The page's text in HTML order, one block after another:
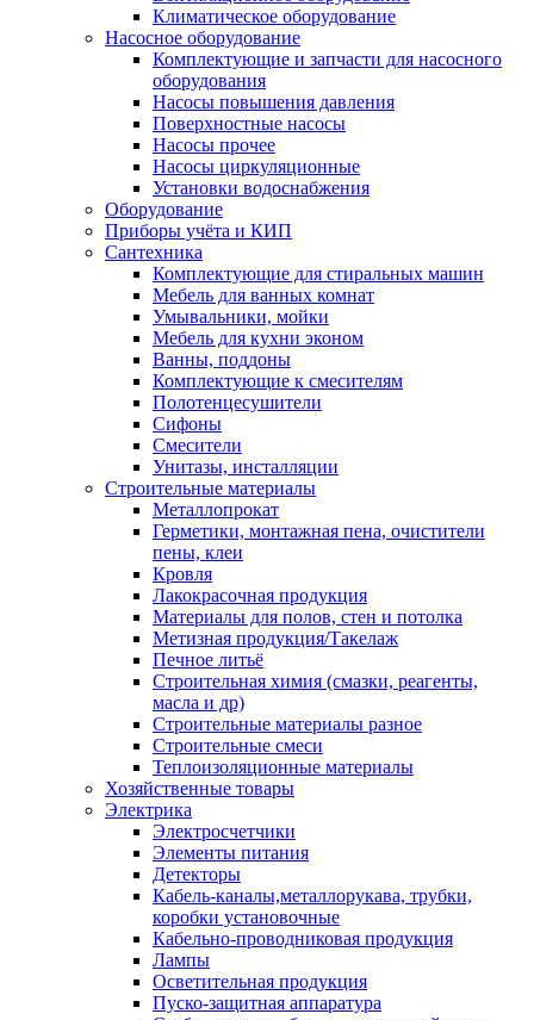
Климатическое оборудование
Насосное оборудование
Комплектующие и запчасти для насосного
оборудования
Насосы повышения давления
Поверхностные насосы
Насосы прочее
Насосы циркуляционные
Установки водоснабжения
Оборудование
Приборы учёта и КИП
Сантехника
Комплектующие для стиральных машин
Мебель для ванных комнат
Умывальники, мойки
Мебель для кухни эконом
Ванны, поддоны
Комплектующие к смесителям
Полотенцесушители
Сифоны
Смесители
Унитазы, инсталляции
Строительные материалы
Металлопрокат
Герметики, монтажная пена, очистители
пены, клеи
Кровля
Лакокрасочная продукция
Материалы для полов, стен и потолка
Метизная продукция/Такелаж
Печное литьё
Строительная химия (смазки, реагенты,
масла и др)
Строительные материалы разное
Строительные смеси
Теплоизоляционные материалы
Хозяйственные товары
Электрика
Электросчетчики
Элементы питания
Детекторы
Кабель-каналы,металлорукава, трубки,
коробки установочные
Кабельно-проводниковая продукция
Лампы
Осветительная продукция
Пуско-защитная аппаратура